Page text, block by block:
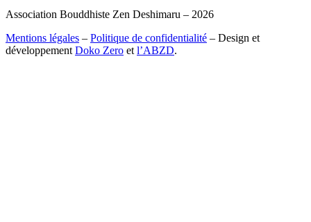
Association Bouddhiste Zen Deshimaru – 2026
Mentions légales – Politique de confidentialité – Design et
développement Doko Zero et l’ABZD.